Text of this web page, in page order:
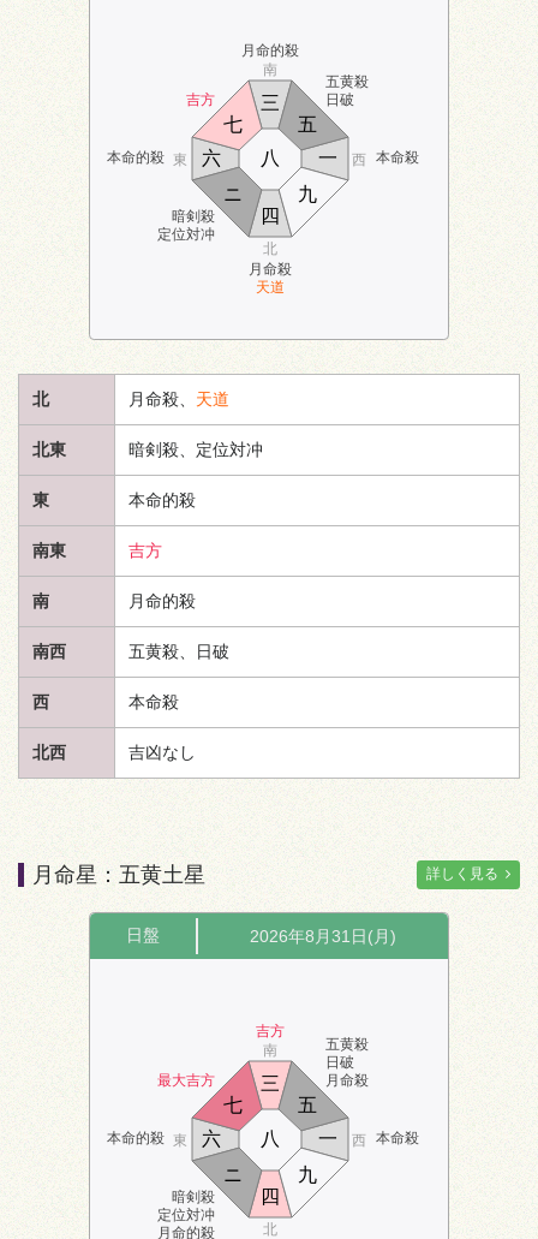
吉方
月命的殺
五黄殺
日破
本命的殺 本命殺
暗剣殺
定位対冲
月命殺
天道
南
北
東 西
四
五
六
七
八
九
一
ニ
三
北 月命殺、 天道
北東 暗剣殺、定位対冲
東 本命的殺
南東 吉方
南 月命的殺
南西 五黄殺、日破
西 本命殺
北西 吉凶なし
月命星：五黄土星 詳しく見る
日盤 2026年8月31日(月)
最大吉方
吉方
五黄殺
日破
月命殺
本命的殺 本命殺
暗剣殺
定位対冲
月命的殺
南
北
東 西
四
五
六
七
八
九
一
ニ
三